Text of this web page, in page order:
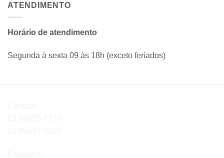
ATENDIMENTO
Horário de atendimento
Segunda à sexta 09 às 18h (exceto feriados)